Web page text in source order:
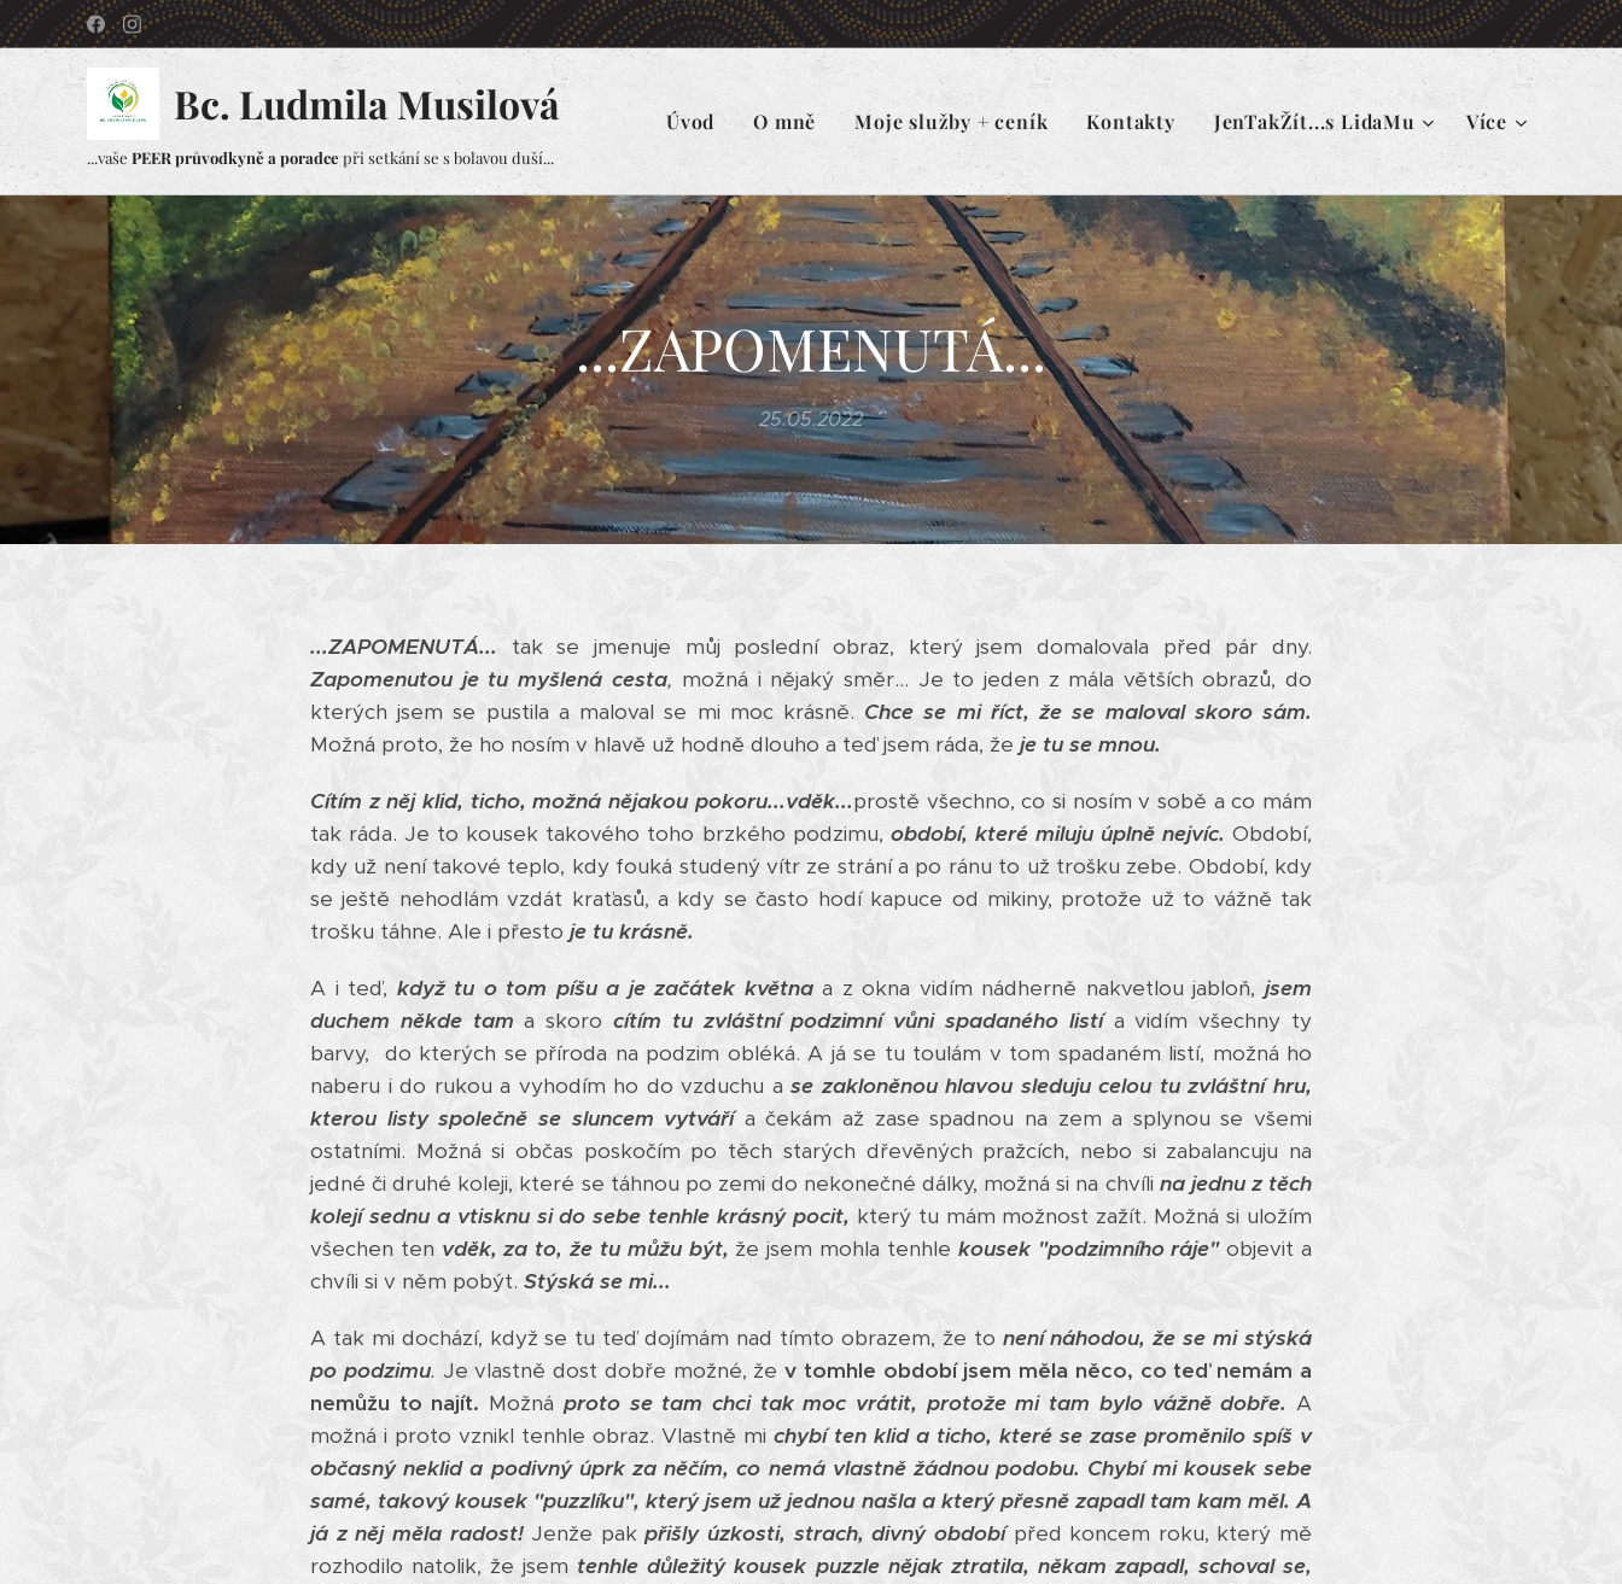
Bc. Ludmila Musilová
...vaše PEER průvodkyně a poradce při setkání se s bolavou duší...
Úvod O mně Moje služby + ceník Kontakty JenTakŽít...s LidaMu Více
...ZAPOMENUTÁ...
25.05.2022
...ZAPOMENUTÁ... tak se jmenuje můj poslední obraz, který jsem domalovala před pár dny.
Zapomenutou je tu myšlená cesta, možná i nějaký směr... Je to jeden z mála větších obrazů, do
kterých jsem se pustila a maloval se mi moc krásně. Chce se mi říct, že se maloval skoro sám.
Možná proto, že ho nosím v hlavě už hodně dlouho a teď jsem ráda, že je tu se mnou.
Cítím z něj klid, ticho, možná nějakou pokoru...vděk...prostě všechno, co si nosím v sobě a co mám
tak ráda. Je to kousek takového toho brzkého podzimu, období, které miluju úplně nejvíc. Období,
kdy už není takové teplo, kdy fouká studený vítr ze strání a po ránu to už trošku zebe. Období, kdy
se ještě nehodlám vzdát kraťasů, a kdy se často hodí kapuce od mikiny, protože už to vážně tak
trošku táhne. Ale i přesto je tu krásně.
A i teď, když tu o tom píšu a je začátek květnaa z okna vidím nádherně nakvetlou jabloň,jsem
duchem někde tam a skorocítím tu zvláštní podzimní vůni spadaného listí a vidím všechny ty
barvy, do kterých se příroda na podzim obléká. A já se tu toulám v tom spadaném listí, možná ho
naberu i do rukou a vyhodím ho do vzduchu ase zakloněnou hlavou sleduju celou tu zvláštní hru,
kterou listy společně se sluncem vytváří a čekám až zase spadnou na zem a splynou se všemi
ostatními. Možná si občas poskočím po těch starých dřevěných pražcích, nebo si zabalancuju na
jedné či druhé koleji, které se táhnou po zemi do nekonečné dálky, možná si na chvíli na jednu z těch
kolejí sednu a vtisknu si do sebe tenhle krásný pocit, který tu mám možnost zažít. Možná si uložím
všechen ten vděk, za to, že tu můžu být, že jsem mohla tenhle kousek "podzimního ráje" objevit a
chvíli si v něm pobýt. Stýská se mi...
A tak mi dochází, když se tu teď dojímám nad tímto obrazem, že to není náhodou, že se mi stýská
po podzimu. Je vlastně dost dobře možné, že v tomhle období jsem měla něco, co teď nemám a
nemůžu to najít. Možná proto se tam chci tak moc vrátit, protože mi tam bylo vážně dobře. A
možná i proto vznikl tenhle obraz. Vlastně mi chybí ten klid a ticho, které se zase proměnilo spíš v
občasný neklid a podivný úprk za něčím, co nemá vlastně žádnou podobu. Chybí mi kousek sebe
samé, takový kousek "puzzlíku", který jsem už jednou našla a který přesně zapadl tam kam měl. A
já z něj měla radost! Jenže pak přišly úzkosti, strach, divný období před koncem roku, který mě
rozhodilo natolik, že jsem tenhle důležitý kousek puzzle nějak ztratila, někam zapadl, schoval se,